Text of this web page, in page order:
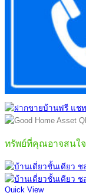
ทรัพย์ที่คุณอาจสนใจ
Quick View